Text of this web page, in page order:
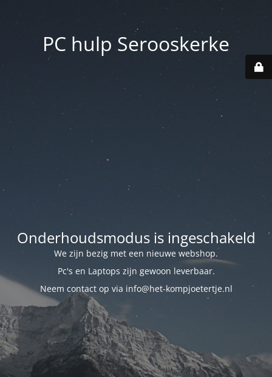
PC hulp Serooskerke
Onderhoudsmodus is ingeschakeld
We zijn bezig met een nieuwe webshop.
Pc's en Laptops zijn gewoon leverbaar.
Neem contact op via info@het-kompjoetertje.nl